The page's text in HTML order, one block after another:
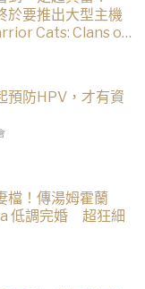
於要推出大型主機
Cats: Clans of
預防HPV，才有資
檔！傳湯姆霍蘭
低調完婚 超狂細